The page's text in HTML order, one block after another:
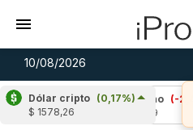
10/08/2026
Dólar cripto (0,17%)
$ 1578,26
Cardano (-2,46%)